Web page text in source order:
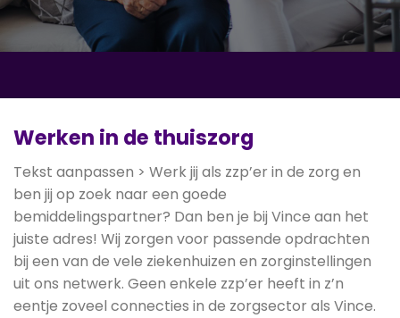
Werken in de thuiszorg
Tekst aanpassen > Werk jij als zzp’er in de zorg en
ben jij op zoek naar een goede
bemiddelingspartner? Dan ben je bij Vince aan het
juiste adres! Wij zorgen voor passende opdrachten
bij een van de vele ziekenhuizen en zorginstellingen
uit ons netwerk. Geen enkele zzp’er heeft in z’n
eentje zoveel connecties in de zorgsector als Vince.